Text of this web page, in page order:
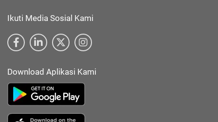
Ikuti Media Sosial Kami
Download Aplikasi Kami